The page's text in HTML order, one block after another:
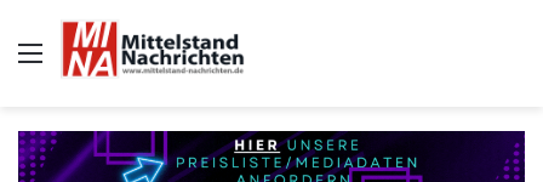
Auswahl